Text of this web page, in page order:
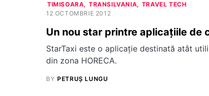
TIMISOARA
TRANSILVANIA
TRAVEL TECH
12 OCTOMBRIE 2012
Un nou star printre aplicaţiile de
StarTaxi este o aplicaţie destinată atât
din zona HORECA.
BY PETRUȘ LUNGU